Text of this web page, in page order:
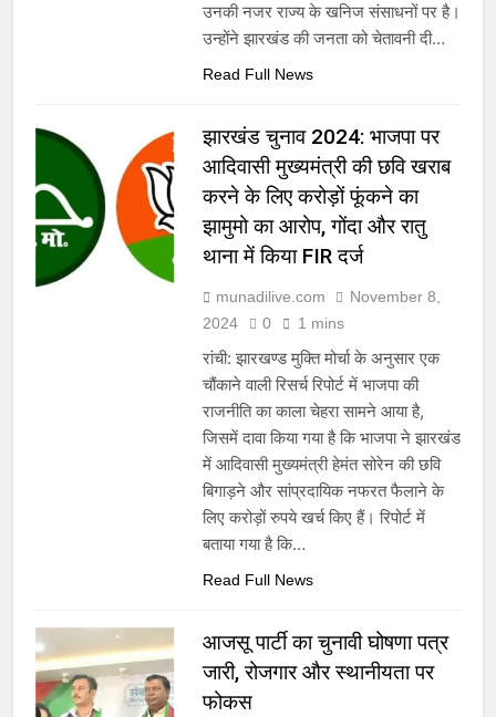
उनकी नजर राज्य के खनिज संसाधनों पर है।
उन्होंने झारखंड की जनता को चेतावनी दी…
Read Full News
झारखंड चुनाव 2024: भाजपा पर
आदिवासी मुख्यमंत्री की छवि खराब
करने के लिए करोड़ों फूंकने का
झामुमो का आरोप, गोंदा और रातु
थाना में किया FIR दर्ज
munadilive.com
November 8,
2024
0 1 mins
रांची: झारखण्ड मुक्ति मोर्चा के अनुसार एक
चौंकाने वाली रिसर्च रिपोर्ट में भाजपा की
राजनीति का काला चेहरा सामने आया है,
जिसमें दावा किया गया है कि भाजपा ने झारखंड
में आदिवासी मुख्यमंत्री हेमंत सोरेन की छवि
बिगाड़ने और सांप्रदायिक नफरत फैलाने के
लिए करोड़ों रुपये खर्च किए हैं। रिपोर्ट में
बताया गया है कि…
Read Full News
आजसू पार्टी का चुनावी घोषणा पत्र
जारी, रोजगार और स्थानीयता पर
फोकस